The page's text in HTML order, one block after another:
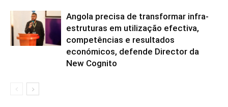
Angola precisa de transformar infra-
estruturas em utilização efectiva,
competências e resultados
económicos, defende Director da
New Cognito